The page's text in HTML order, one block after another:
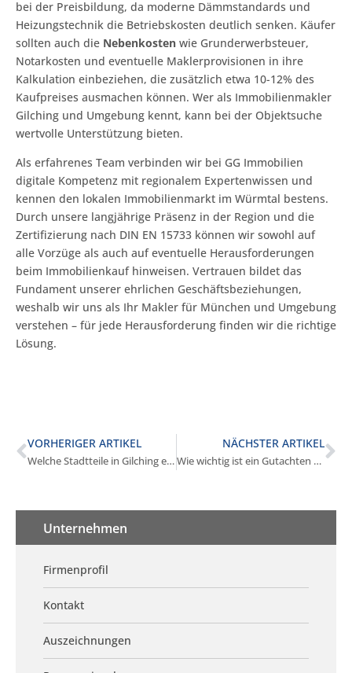
bei der Preisbildung, da moderne Dämmstandards und
Heizungstechnik die Betriebskosten deutlich senken. Käufer
sollten auch die Nebenkosten wie Grunderwerbsteuer,
Notarkosten und eventuelle Maklerprovisionen in ihre
Kalkulation einbeziehen, die zusätzlich etwa 10-12% des
Kaufpreises ausmachen können. Wer als Immobilienmakler
Gilching und Umgebung kennt, kann bei der Objektsuche
wertvolle Unterstützung bieten.
Als erfahrenes Team verbinden wir bei GG Immobilien
digitale Kompetenz mit regionalem Expertenwissen und
kennen den lokalen Immobilienmarkt im Würmtal bestens.
Durch unsere langjährige Präsenz in der Region und die
Zertifizierung nach DIN EN 15733 können wir sowohl auf
alle Vorzüge als auch auf eventuelle Herausforderungen
beim Immobilienkauf hinweisen. Vertrauen bildet das
Fundament unserer ehrlichen Geschäftsbeziehungen,
weshalb wir uns als Ihr Makler für München und Umgebung
verstehen – für jede Herausforderung finden wir die richtige
Lösung.
VORHERIGER ARTIKEL
Welche Stadtteile in Gilching eignen sich zum Kauf?
NÄCHSTER ARTIKEL
Wie wichtig ist ein Gutachten beim Kauf in Gilching?
Unternehmen
Firmenprofil
Kontakt
Auszeichnungen